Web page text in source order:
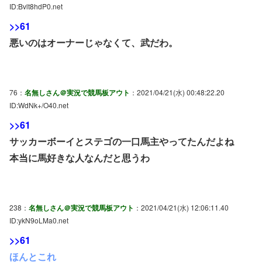
ID:Bvlt8hdP0.net
>>61
悪いのはオーナーじゃなくて、武だわ。
76： 名無しさん＠実況で競馬板アウト ：2021/04/21(水) 00:48:22.20
ID:WdNk+/O40.net
>>61
サッカーボーイとステゴの一口馬主やってたんだよね
本当に馬好きな人なんだと思うわ
238： 名無しさん＠実況で競馬板アウト ：2021/04/21(水) 12:06:11.40
ID:ykN9oLMa0.net
>>61
ほんとこれ